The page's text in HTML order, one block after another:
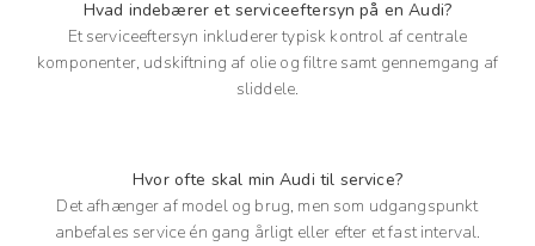
Hvad indebærer et serviceeftersyn på en Audi?
Et serviceeftersyn inkluderer typisk kontrol af centrale
komponenter, udskiftning af olie og filtre samt gennemgang af
sliddele.
Hvor ofte skal min Audi til service?
Det afhænger af model og brug, men som udgangspunkt
anbefales service én gang årligt eller efter et fast interval.